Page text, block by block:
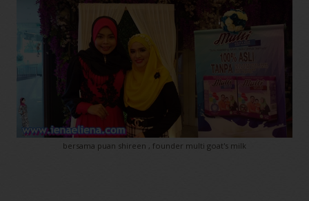
bersama puan shireen , founder multi goat's milk